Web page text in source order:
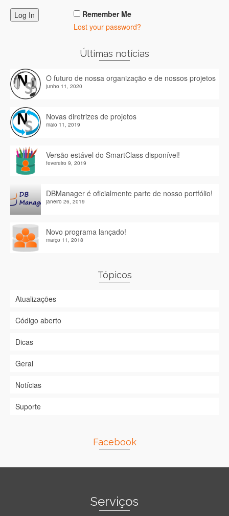
Remember Me
Lost your password?
Últimas notícias
O futuro de nossa organização e de nossos projetos
junho 11, 2020
Novas diretrizes de projetos
maio 11, 2019
Versão estável do SmartClass disponível!
fevereiro 9, 2019
DBManager é oficialmente parte de nosso portfólio!
janeiro 26, 2019
Novo programa lançado!
março 11, 2018
Tópicos
Atualizações
Código aberto
Dicas
Geral
Notícias
Suporte
Facebook
Serviços